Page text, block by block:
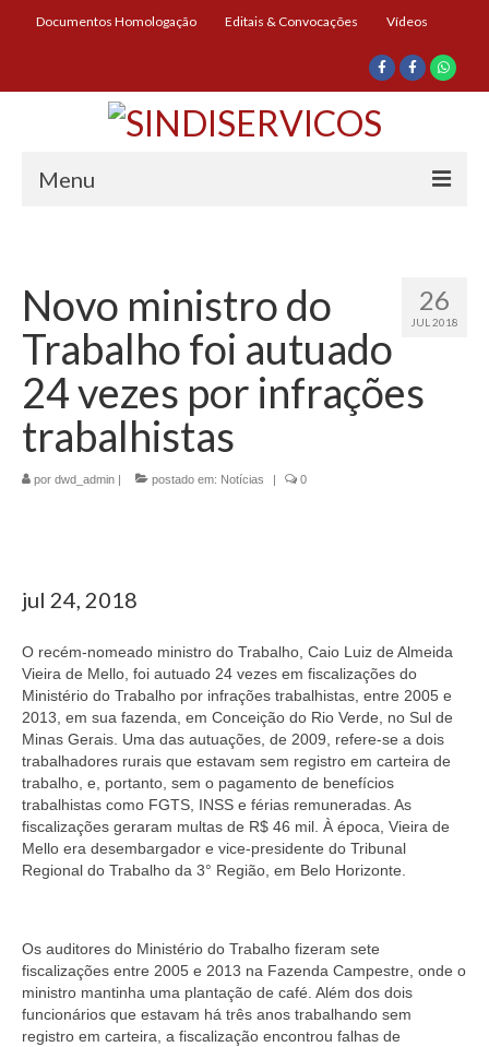
Documentos Homologação Editais & Convocações Vídeos
Menu
Diretoria
Documentos
Cartilhas
Sites Importantes
Notícias
Contato
26
JUL 2018
Novo ministro do
Trabalho foi autuado
24 vezes por infrações
trabalhistas
por dwd_admin | postado em: Notícias | 0
jul 24, 2018
O recém-nomeado ministro do Trabalho, Caio Luiz de Almeida
Vieira de Mello, foi autuado 24 vezes em fiscalizações do
Ministério do Trabalho por infrações trabalhistas, entre 2005 e
2013, em sua fazenda, em Conceição do Rio Verde, no Sul de
Minas Gerais. Uma das autuações, de 2009, refere-se a dois
trabalhadores rurais que estavam sem registro em carteira de
trabalho, e, portanto, sem o pagamento de benefícios
trabalhistas como FGTS, INSS e férias remuneradas. As
fiscalizações geraram multas de R$ 46 mil. À época, Vieira de
Mello era desembargador e vice-presidente do Tribunal
Regional do Trabalho da 3° Região, em Belo Horizonte.
Os auditores do Ministério do Trabalho fizeram sete
fiscalizações entre 2005 e 2013 na Fazenda Campestre, onde o
ministro mantinha uma plantação de café. Além dos dois
funcionários que estavam há três anos trabalhando sem
registro em carteira, a fiscalização encontrou falhas de